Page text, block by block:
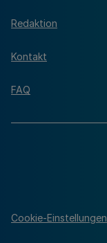
Redaktion
Kontakt
FAQ
Cookie-Einstellungen